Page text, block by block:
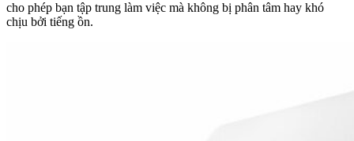
cho phép bạn tập trung làm việc mà không bị phân tâm hay khó
chịu bởi tiếng ồn.